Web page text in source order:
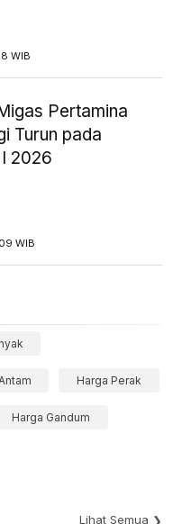
WIB
Pertamina
Turun pada
2026
WIB
Harga Perak
Harga Gandum
Lihat Semua